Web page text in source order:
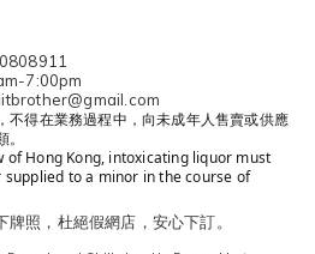
7:00pm
不得在業務過程中，向未成年人售賣或供應
of Hong Kong, intoxicating liquor must
supplied to a minor in the course of
牌照，杜絕假網店，安心下訂。